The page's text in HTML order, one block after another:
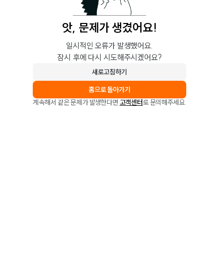
앗, 문제가 생겼어요!
일시적인 오류가 발생했어요.
잠시 후에 다시 시도해주시겠어요?
새로고침하기
홈으로 돌아가기
계속해서 같은 문제가 발생한다면 고객센터로 문의해주세요.